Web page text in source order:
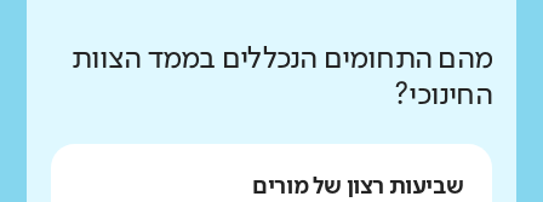
מהם התחומים הנכללים בממד הצוות
החינוכי?
שביעות רצון של מורים